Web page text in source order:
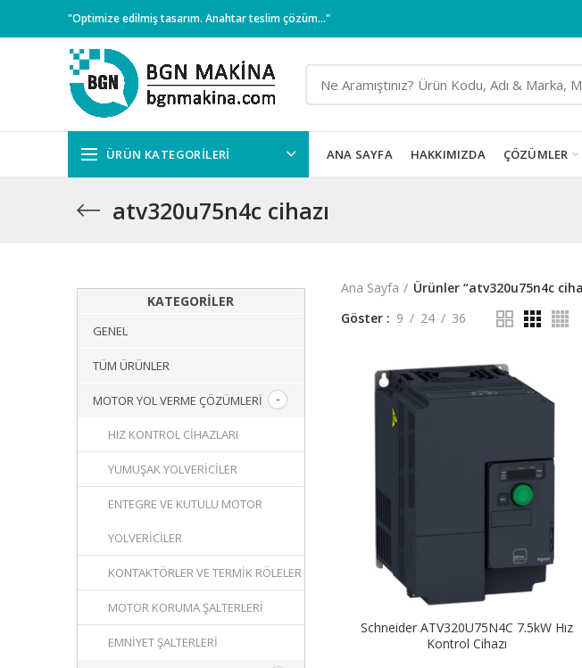
"Optimize edilmiş tasarım. Anahtar teslim çözüm..."
ÜRÜN KATEGORILERI ANA SAYFA HAKKIMIZDA ÇÖZÜMLER
atv320u75n4c cihazı
KATEGORILER
GENEL
TÜM ÜRÜNLER
MOTOR YOL VERME ÇÖZÜMLERI
HIZ KONTROL CIHAZLARI
YUMUŞAK YOLVERICILER
ENTEGRE VE KUTULU MOTOR
YOLVERICILER
KONTAKTÖRLER VE TERMIK RÖLELER
MOTOR KORUMA ŞALTERLERI
EMNIYET ŞALTERLERI
Ana Sayfa
Ürünler “atv320u75n4c
Göster
9 24 36
Schneider ATV320U75N4C 7.5kW Hız
Kontrol Cihazı